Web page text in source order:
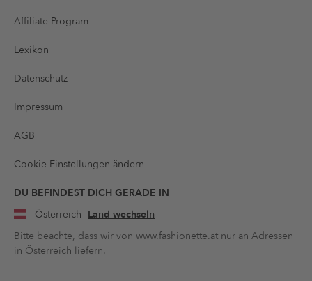
Affiliate Program
Lexikon
Datenschutz
Impressum
AGB
Cookie Einstellungen ändern
DU BEFINDEST DICH GERADE IN
Österreich Land wechseln
Bitte beachte, dass wir von www.fashionette.at nur an Adressen
in Österreich liefern.